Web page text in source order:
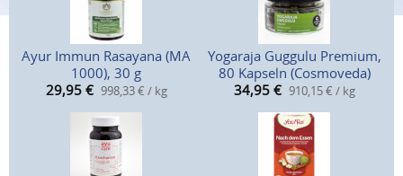
Ayur Immun Rasayana (MA
1000), 30 g
29,95 € 998,33 € / kg
Yogaraja Guggulu Premium,
80 Kapseln (Cosmoveda)
34,95 € 910,15 € / kg